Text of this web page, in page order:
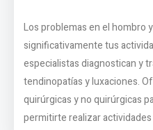
Los problemas en el hombro
significativamente tus
especialistas diagnostican y
tendinopatías y luxaciones.
quirúrgicas y no quirúrgicas
permitirte realizar